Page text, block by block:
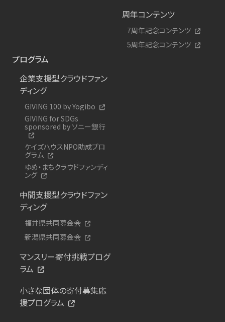
周年コンテンツ
7周年記念コンテンツ
5周年記念コンテンツ
プログラム
企業支援型クラウドファン
ディング
GIVING 100 by Yogibo
GIVING for SDGs
sponsored by ソニー銀行
ケイズハウスNPO助成プロ
グラム
ゆめ・まちクラウドファンディ
ング
中間支援型クラウドファン
ディング
福井県共同募金会
新潟県共同募金会
マンスリー寄付挑戦プログ
ラム
小さな団体の寄付募集応
援プログラム